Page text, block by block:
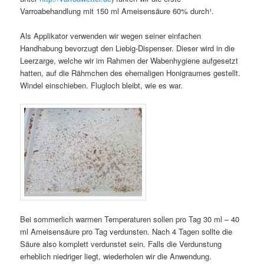
Varroabehandlung mit 150 ml Ameisensäure 60% durch¹.
Als Applikator verwenden wir wegen seiner einfachen
Handhabung bevorzugt den Liebig-Dispenser. Dieser wird in die
Leerzarge, welche wir im Rahmen der Wabenhygiene aufgesetzt
hatten, auf die Rähmchen des ehemaligen Honigraumes gestellt.
Windel einschieben. Flugloch bleibt, wie es war.
Bei sommerlich warmen Temperaturen sollen pro Tag 30 ml – 40
ml Ameisensäure pro Tag verdunsten. Nach 4 Tagen sollte die
Säure also komplett verdunstet sein. Falls die Verdunstung
erheblich niedriger liegt, wiederholen wir die Anwendung.